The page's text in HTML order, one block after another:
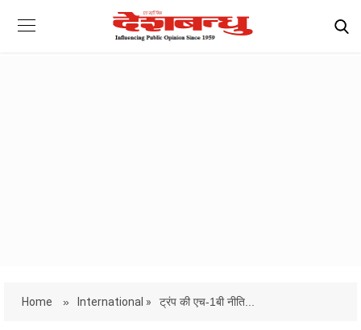
Home » International » ट्रंप की एच-1बी नीति...